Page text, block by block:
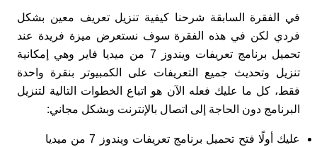
في الفقرة السابقة شرحنا كيفية تنزيل تعريف معين بشكل
فردي لكن في هذه الفقرة سوف نستعرض ميزة فريدة عند
تحميل برنامج تعريفات ويندوز 7 من ميديا فاير وهي إمكانية
تنزيل وتحديث جميع التعريفات على الكمبيوتر بنقرة واحدة
فقط، كل ما عليك فعله الآن هو اتباع الخطوات التالية لتنزيل
البرنامج دون الحاجة إلى اتصال بالإنترنت وبشكل مجاني:
عليك أولًا فتح تحميل برنامج تعريفات ويندوز 7 من ميديا